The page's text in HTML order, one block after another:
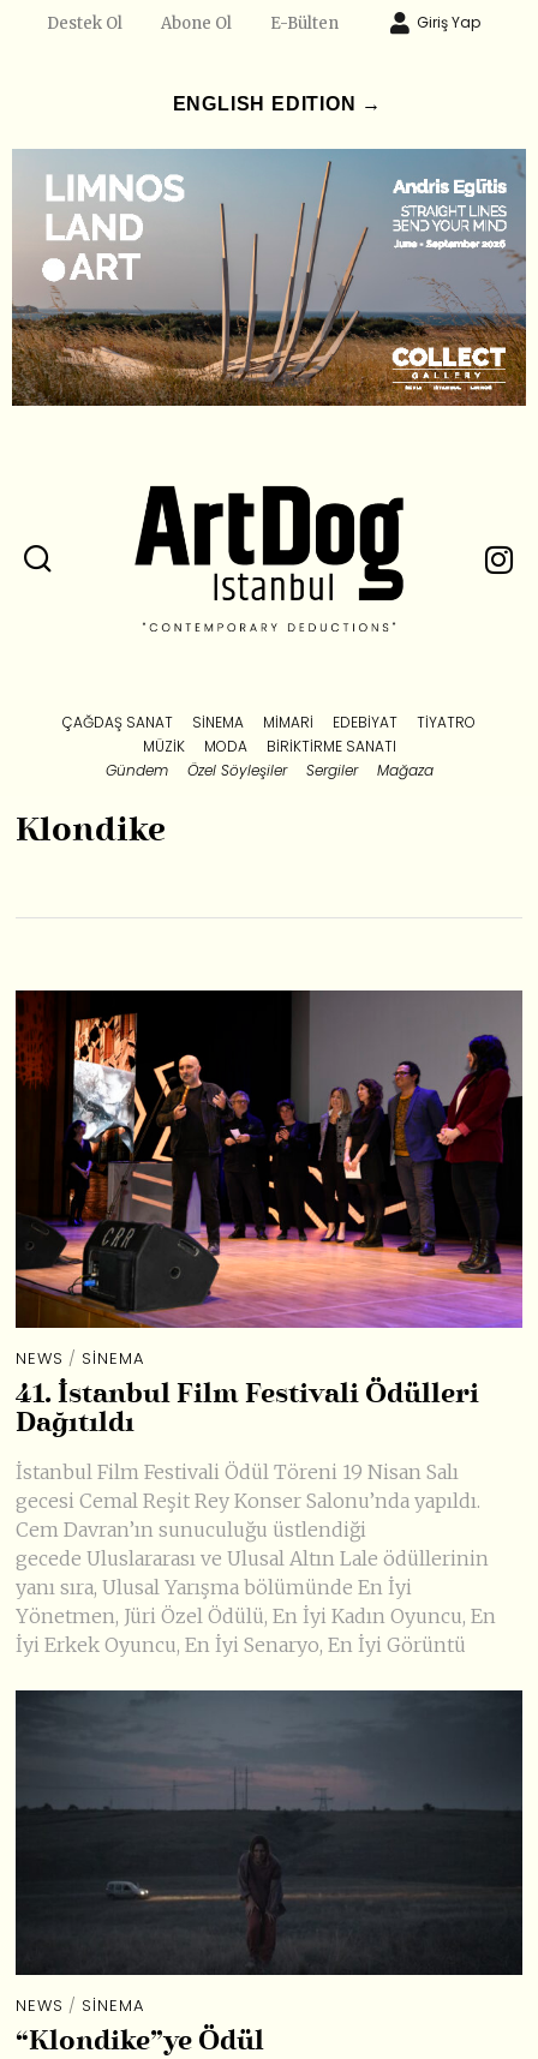
Destek Ol Abone Ol E-Bülten Giriş Yap
ENGLISH EDITION →
ÇAĞDAŞ SANAT SINEMA MIMARI EDEBIYAT
TIYATRO
MÜZIK
MODA
BIRIKTIRME SANATI
Gündem
Özel Söyleşiler Sergiler Mağaza
Klondike
NEWS / SINEMA
41. İstanbul Film Festivali Ödülleri
Dağıtıldı
İstanbul Film Festivali Ödül Töreni 19 Nisan Salı
gecesi Cemal Reşit Rey Konser Salonu’nda yapıldı.
Cem Davran’ın sunuculuğu üstlendiği
gecede Uluslararası ve Ulusal Altın Lale ödüllerinin
yanı sıra, Ulusal Yarışma bölümünde En İyi
Yönetmen, Jüri Özel Ödülü, En İyi Kadın Oyuncu, En
İyi Erkek Oyuncu, En İyi Senaryo, En İyi Görüntü
NEWS / SINEMA
“Klondike”ye Ödül